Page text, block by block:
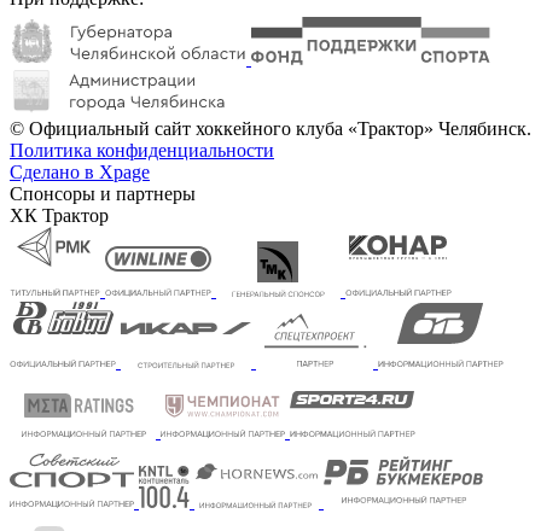
© Официальный сайт хоккейного клуба «Трактор» Челябинск.
Политика конфиденциальности
Сделано в Xpage
Спонсоры и партнеры
ХК Трактор